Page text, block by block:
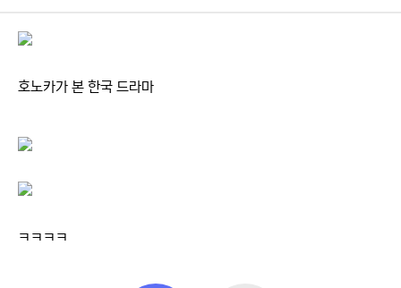
호노카가 본 한국 드라마
ㅋㅋㅋㅋ